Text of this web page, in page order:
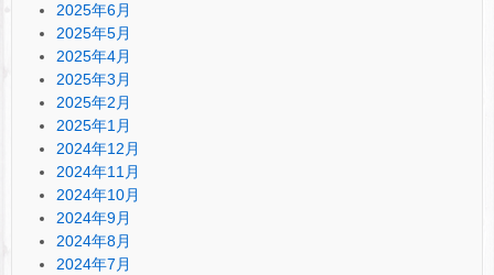
2025年6月
2025年5月
2025年4月
2025年3月
2025年2月
2025年1月
2024年12月
2024年11月
2024年10月
2024年9月
2024年8月
2024年7月